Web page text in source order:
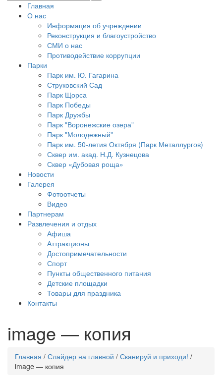
Главная
О нас
Информация об учреждении
Реконструкция и благоустройство
СМИ о нас
Противодействие коррупции
Парки
Парк им. Ю. Гагарина
Струковский Сад
Парк Щорса
Парк Победы
Парк Дружбы
Парк "Воронежские озера"
Парк "Молодежный"
Парк им. 50-летия Октября (Парк Металлургов)
Сквер им. акад. Н.Д. Кузнецова
Сквер «Дубовая роща»
Новости
Галерея
Фотоотчеты
Видео
Партнерам
Развлечения и отдых
Афиша
Аттракционы
Достопримечательности
Спорт
Пункты общественного питания
Детские площадки
Товары для праздника
Контакты
image — копия
Главная / Слайдер на главной / Сканируй и приходи! /
image — копия